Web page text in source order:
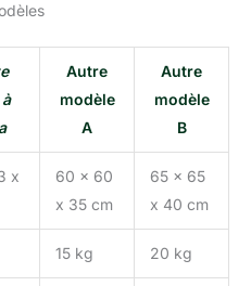
Autre
modèle
A
Autre
modèle
B
x
60 x 60
x 35 cm
65 x 65
x 40 cm
15 kg 20 kg